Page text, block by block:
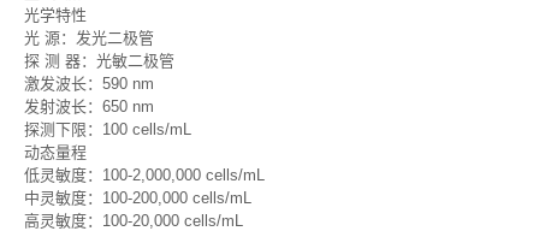
光学特性
光 源：发光二极管
探 测 器：光敏二极管
激发波长：590 nm
发射波长：650 nm
探测下限：100 cells/mL
动态量程
低灵敏度：100-2,000,000 cells/mL
中灵敏度：100-200,000 cells/mL
高灵敏度：100-20,000 cells/mL